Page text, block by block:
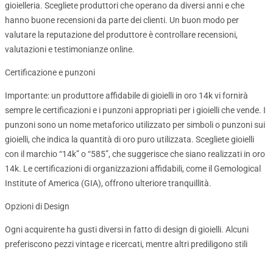
gioielleria. Scegliete produttori che operano da diversi anni e che
hanno buone recensioni da parte dei clienti. Un buon modo per
valutare la reputazione del produttore è controllare recensioni,
valutazioni e testimonianze online.
Certificazione e punzoni
Importante: un produttore affidabile di gioielli in oro 14k vi fornirà
sempre le certificazioni e i punzoni appropriati per i gioielli che vende. I
punzoni sono un nome metaforico utilizzato per simboli o punzoni sui
gioielli, che indica la quantità di oro puro utilizzata. Scegliete gioielli
con il marchio “14k” o “585”, che suggerisce che siano realizzati in oro
14k. Le certificazioni di organizzazioni affidabili, come il Gemological
Institute of America (GIA), offrono ulteriore tranquillità.
Opzioni di Design
Ogni acquirente ha gusti diversi in fatto di design di gioielli. Alcuni
preferiscono pezzi vintage e ricercati, mentre altri prediligono stili